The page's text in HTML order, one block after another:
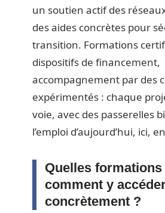
un soutien actif des
des aides concrètes pour
transition. Formations
dispositifs de financement,
accompagnement par des
expérimentés : chaque
voie, avec des passerelles
l’emploi d’aujourd’hui, ici,
Quelles formations
comment y
concrètement ?